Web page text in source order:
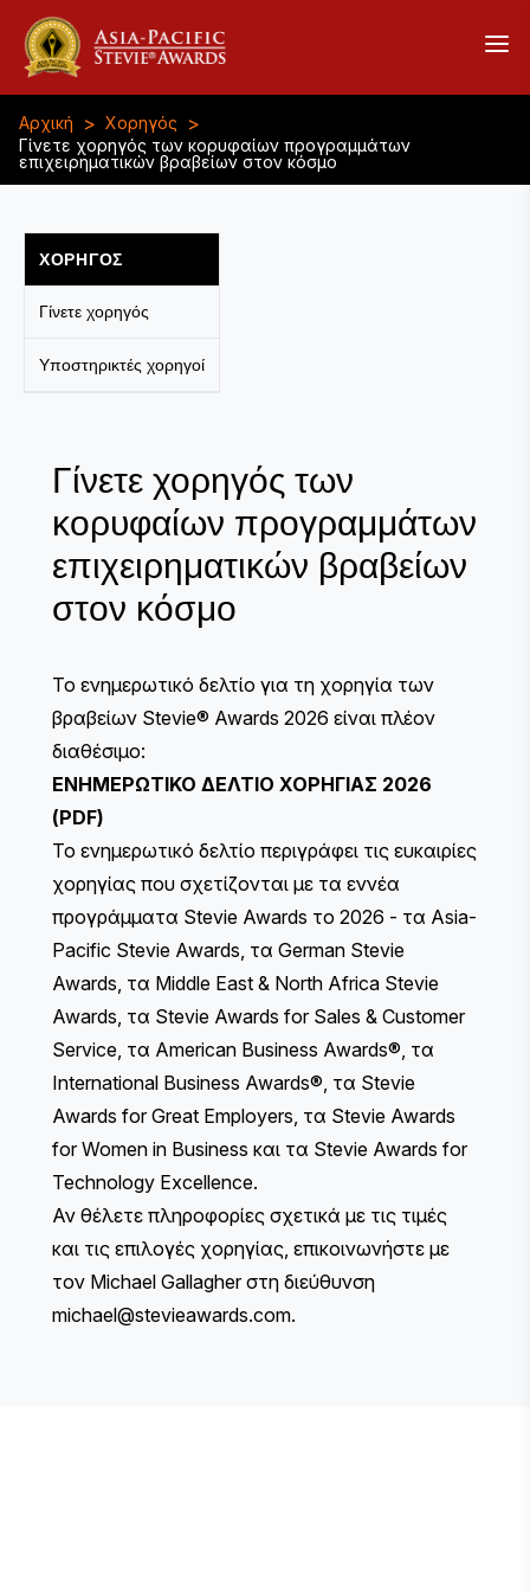
Αρχική > Χορηγός >
Γίνετε χορηγός των κορυφαίων προγραμμάτων
επιχειρηματικών βραβείων στον κόσμο
ΧΟΡΗΓΌΣ
Γίνετε χορηγός
Υποστηρικτές χορηγοί
Γίνετε χορηγός των
κορυφαίων προγραμμάτων
επιχειρηματικών βραβείων
στον κόσμο
Το ενημερωτικό δελτίο για τη χορηγία των
βραβείων Stevie® Awards 2026 είναι πλέον
διαθέσιμο:
ΕΝΗΜΕΡΩΤΙΚΟ ΔΕΛΤΙΟ ΧΟΡΗΓΙΑΣ 2026
(PDF)
Το ενημερωτικό δελτίο περιγράφει τις ευκαιρίες
χορηγίας που σχετίζονται με τα εννέα
προγράμματα Stevie Awards το 2026 - τα Asia-
Pacific Stevie Awards, τα German Stevie
Awards, τα Middle East & North Africa Stevie
Awards, τα Stevie Awards for Sales & Customer
Service, τα American Business Awards®, τα
International Business Awards®, τα Stevie
Awards for Great Employers, τα Stevie Awards
for Women in Business και τα Stevie Awards for
Technology Excellence.
Αν θέλετε πληροφορίες σχετικά με τις τιμές
και τις επιλογές χορηγίας, επικοινωνήστε με
τον Michael Gallagher στη διεύθυνση
michael@stevieawards.com.